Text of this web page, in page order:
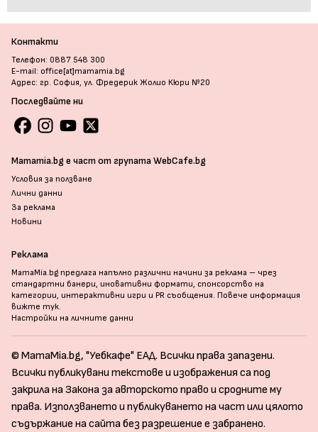
Контакти
Телефон: 0887 548 300
E-mail: office[at]mamamia.bg
Адрес: гр. София, ул. Фредерик Жолио Кюри №20
Последвайте ни
Mamamia.bg е част от групата WebCafe.bg
Условия за ползване
Лични данни
За реклама
Новини
Реклама
MamaMia.bg предлага напълно различни начини за реклама – чрез
стандартни банери, иновативни формати, спонсорство на
категории, интерактивни игри и PR съобщения. Повече информация
вижте тук.
Настройки на личните данни
© MamaMia.bg, "Уебкафе" ЕАД. Всички права запазени.
Всички публикувани текстове и изображения са под
закрила на Закона за авторското право и сродните му
права. Използването и публикуването на част или цялото
съдържание на сайта без разрешение е забранено.